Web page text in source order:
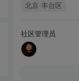
北京·丰台区
社区管理员